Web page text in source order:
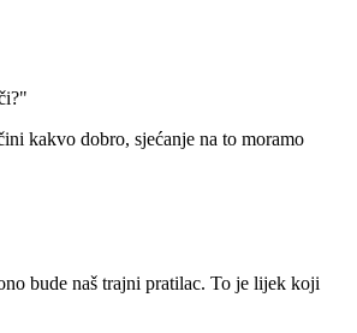
kakvo dobro, sjećanje na to moramo
bude naš trajni pratilac. To je lijek koji